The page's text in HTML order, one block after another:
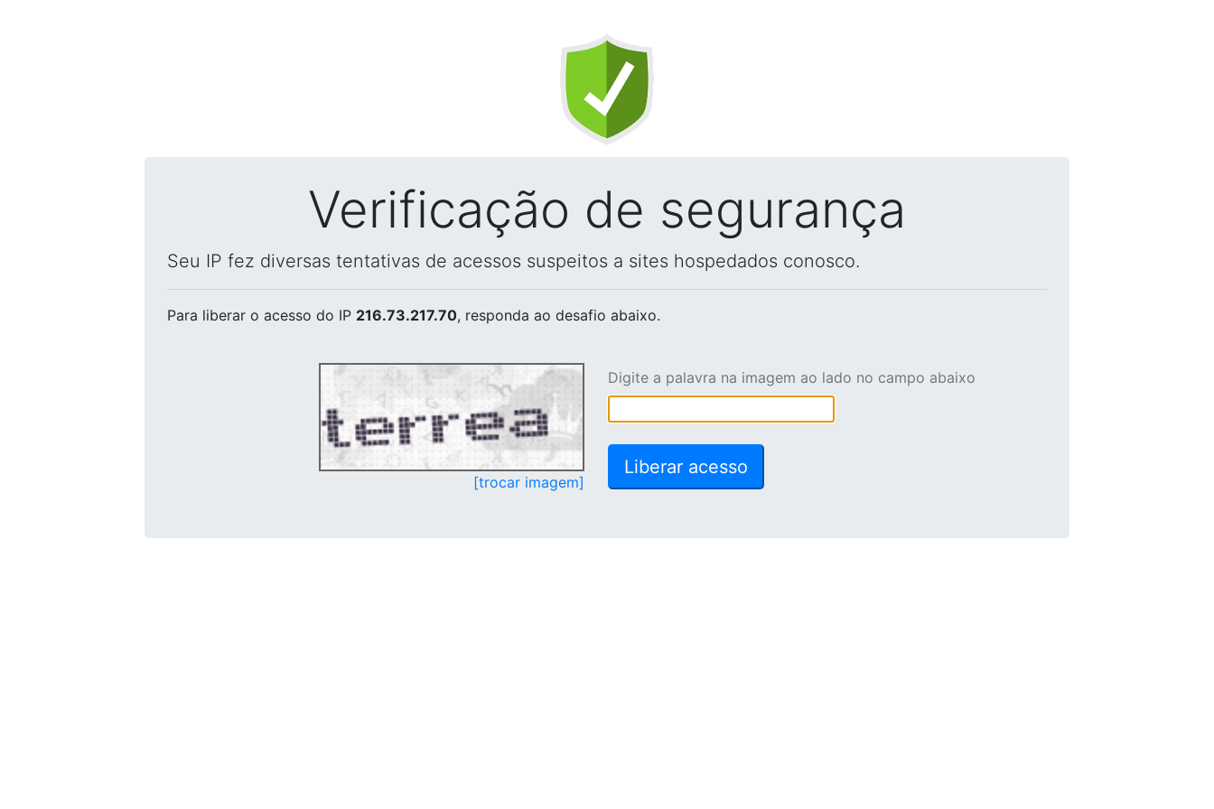
Verificação de segurança
Seu IP fez diversas tentativas de acessos suspeitos a sites hospedados conosco.
Para liberar o acesso do IP 216.73.217.70, responda ao desafio abaixo.
[trocar imagem]
Digite a palavra na imagem ao lado no campo abaixo